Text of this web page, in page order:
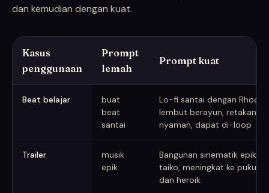
dan kemudian dengan kuat.
Kasus
penggunaan
Prompt
lemah
Prompt kuat
Beat belajar
buat
beat
santai
Lo-fi santai dengan
lembut berayun, retakan
nyaman, dapat di-loop
Trailer
musik
epik
Bangunan sinematik epik,
taiko, meningkat ke
dan heroik